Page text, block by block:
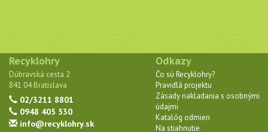
Recyklohry
Dúbravská cesta 2
841 04 Bratislava
02/3211 8801
0948 405 530
info@recyklohry.sk
Odkazy
Čo sú Recyklohry?
Pravidlá projektu
Zásady nakladania s osobnými
údajmi
Katalóg odmien
Na stiahnutie